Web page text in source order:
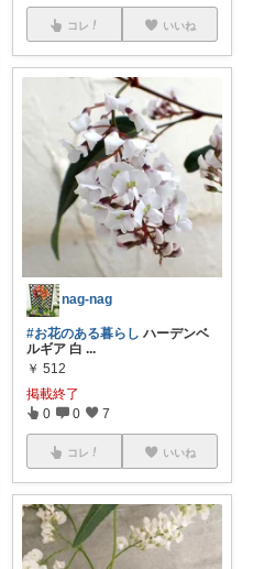
コレ いいね
nag-nag
#お花のある暮らし ハーデンベ
ルギア 白 ...
￥ 512
掲載終了
0 0 7
コレ いいね